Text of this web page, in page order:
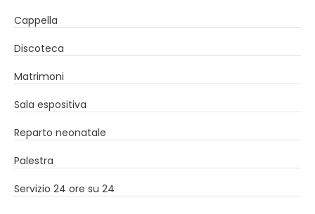
Cappella
Discoteca
Matrimoni
Sala espositiva
Reparto neonatale
Palestra
Servizio 24 ore su 24